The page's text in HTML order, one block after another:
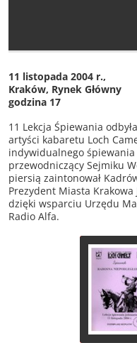
11 listopada 2004 r.,
Kraków, Rynek Główny
godzina 17
11 Lekcja Śpiewania
artyści kabaretu Loch
indywidualnego
przewodniczący Sejmiku
piersią zaintonował
Prezydent Miasta
dzięki wsparciu Urzędu
Radio Alfa.